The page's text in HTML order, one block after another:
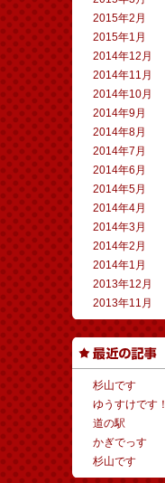
2015年2月
2015年1月
2014年12月
2014年11月
2014年10月
2014年9月
2014年8月
2014年7月
2014年6月
2014年5月
2014年4月
2014年3月
2014年2月
2014年1月
2013年12月
2013年11月
杉山です
ゆうすけです！
道の駅
かぎでっす
杉山です